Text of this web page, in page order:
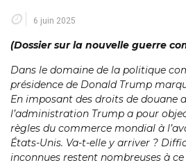
6 juin 2025
(Dossier sur la nouvelle guerre
Dans le domaine de la politique
présidence de Donald Trump
En imposant des droits de douane
l’administration Trump a pour
règles du commerce mondial à
États-Unis. Va-t-elle y arriver ?
inconnues restent nombreuses à